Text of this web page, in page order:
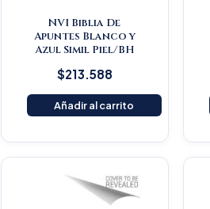
NVI Biblia De
Apuntes Blanco y
Azul Simil Piel/BH
$213.588
Añadir al carrito